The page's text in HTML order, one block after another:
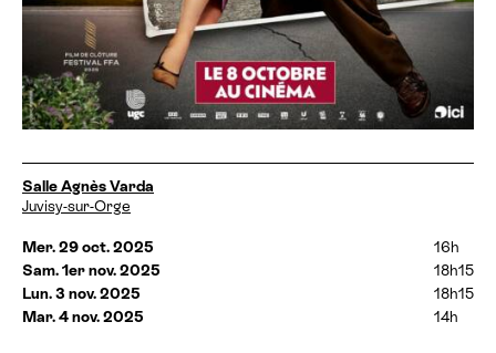
D
a
e
s
e
t
h
Salle Agnès Varda
Juvisy-sur-Orge
Mer. 29 oct. 2025
16h
Sam. 1er nov. 2025
18h15
Lun. 3 nov. 2025
18h15
Mar. 4 nov. 2025
14h